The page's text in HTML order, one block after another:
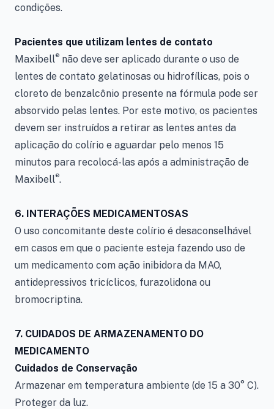
condições.
Pacientes que utilizam lentes de contato
Maxibell® não deve ser aplicado durante o uso de
lentes de contato gelatinosas ou hidrofílicas, pois o
cloreto de benzalcônio presente na fórmula pode ser
absorvido pelas lentes. Por este motivo, os pacientes
devem ser instruídos a retirar as lentes antes da
aplicação do colírio e aguardar pelo menos 15
minutos para recolocá-las após a administração de
Maxibell®.
6. INTERAÇÕES MEDICAMENTOSAS
O uso concomitante deste colírio é desaconselhável
em casos em que o paciente esteja fazendo uso de
um medicamento com ação inibidora da MAO,
antidepressivos tricíclicos, furazolidona ou
bromocriptina.
7. CUIDADOS DE ARMAZENAMENTO DO
MEDICAMENTO
Cuidados de Conservação
Armazenar em temperatura ambiente (de 15 a 30° C).
Proteger da luz.